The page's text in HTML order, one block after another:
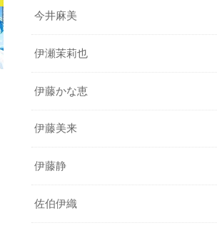
今井麻美
伊瀬茉莉也
伊藤かな恵
伊藤美来
伊藤静
佐伯伊織